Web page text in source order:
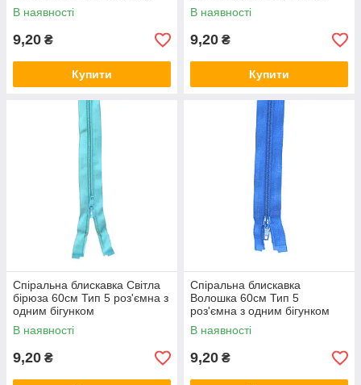
В наявності
9,20 ₴
Купити
В наявності
9,20 ₴
Купити
Спіральна блискавка Світла
бірюза 60см Тип 5 роз'ємна з
одним бігунком
В наявності
9,20 ₴
Спіральна блискавка
Волошка 60см Тип 5
роз'ємна з одним бігунком
В наявності
9,20 ₴